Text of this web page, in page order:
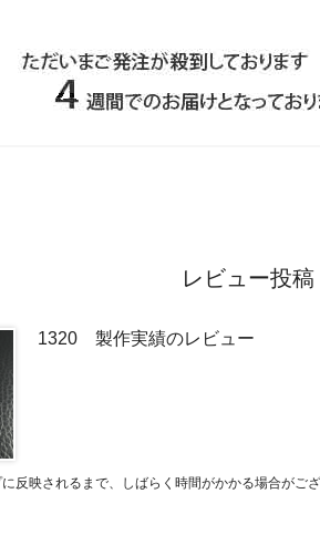
レビュー投稿
1320 製作実績のレビュー
反映されるまで、しばらく時間がかかる場合がござ